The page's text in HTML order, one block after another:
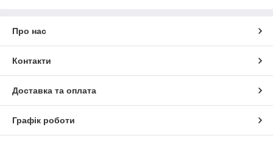
Про нас
Контакти
Доставка та оплата
Графік роботи